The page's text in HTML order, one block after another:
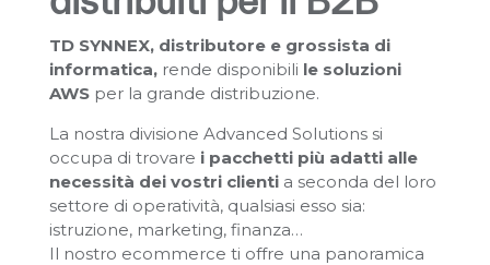
TD SYNNEX, distributore e grossista di
informatica,rende disponibili le soluzioni
AWSper la grande distribuzione.
La nostra divisione Advanced Solutions si
occupa di trovare i pacchetti più adatti alle
necessità dei vostri clientia seconda del loro
settore di operatività, qualsiasi esso sia:
istruzione, marketing, finanza…
Il nostro ecommerce ti offre una panoramica